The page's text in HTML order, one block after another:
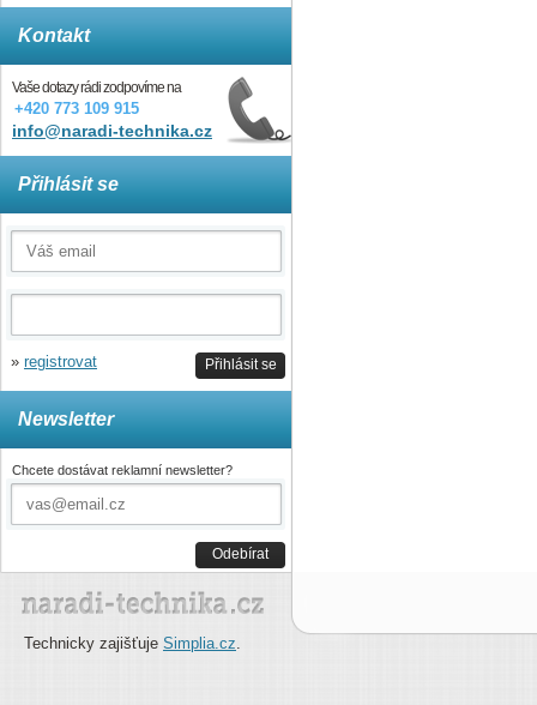
Kontakt
Vaše dotazy rádi zodpovíme na
+420 773 109 915
info@naradi-technika.cz
Přihlásit se
Přihlásit se
» registrovat
Newsletter
Chcete dostávat reklamní newsletter?
Odebírat
Technicky zajišťuje Simplia.cz.